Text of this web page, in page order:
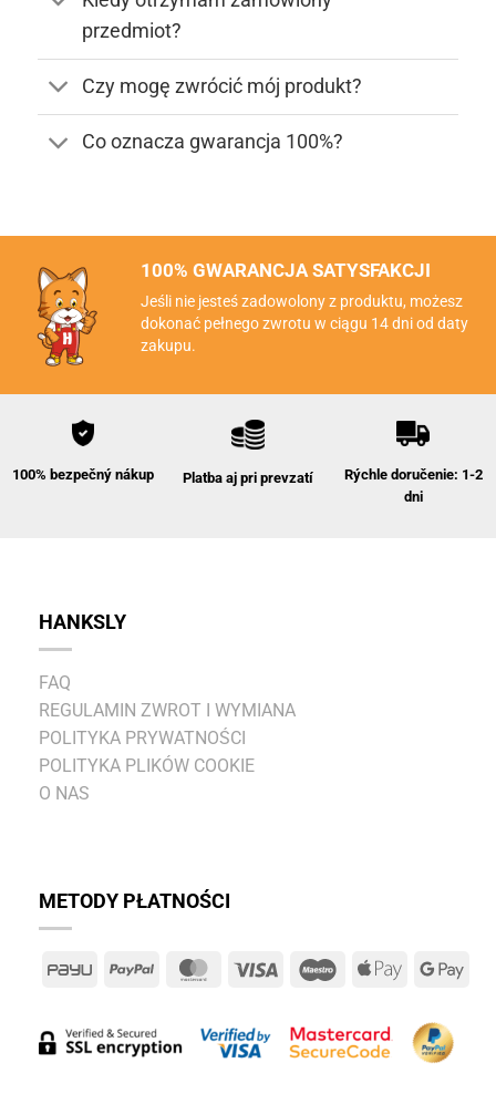
przedmiot?
Czy mogę zwrócić mój produkt?
Co oznacza gwarancja 100%?
100% GWARANCJA SATYSFAKCJI
Jeśli nie jesteś zadowolony z produktu, możesz
dokonać pełnego zwrotu w ciągu 14 dni od daty
zakupu.
100% bezpečný nákup Platba aj pri prevzatí
Rýchle doručenie: 1-2
dni
HANKSLY
FAQ
REGULAMIN ZWROT I WYMIANA
POLITYKA PRYWATNOŚCI
POLITYKA PLIKÓW COOKIE
O NAS
METODY PŁATNOŚCI
PayU PayPal MasterCard
Visa MaestroApple